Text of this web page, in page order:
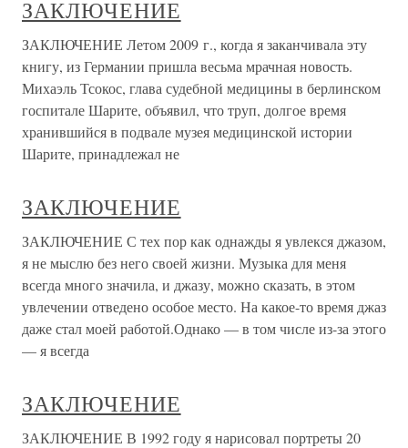
ЗАКЛЮЧЕНИЕ
ЗАКЛЮЧЕНИЕ Летом 2009 г., когда я заканчивала эту
книгу, из Германии пришла весьма мрачная новость.
Михаэль Тсокос, глава судебной медицины в берлинском
госпитале Шарите, объявил, что труп, долгое время
хранившийся в подвале музея медицинской истории
Шарите, принадлежал не
ЗАКЛЮЧЕНИЕ
ЗАКЛЮЧЕНИЕ С тех пор как однажды я увлекся джазом,
я не мыслю без него своей жизни. Музыка для меня
всегда много значила, и джазу, можно сказать, в этом
увлечении отведено особое место. На какое-то время джаз
даже стал моей работой.Однако — в том числе из-за этого
— я всегда
ЗАКЛЮЧЕНИЕ
ЗАКЛЮЧЕНИЕ В 1992 году я нарисовал портреты 20